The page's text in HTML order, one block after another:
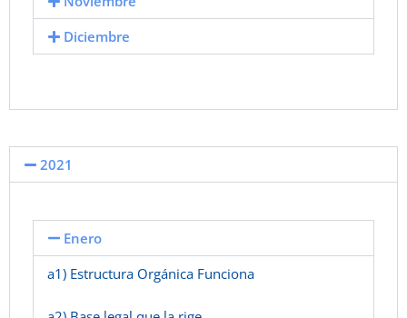
Diciembre
2021
Enero
a1) Estructura Orgánica Funciona